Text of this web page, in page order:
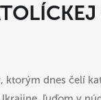
ktorým dnes čelí